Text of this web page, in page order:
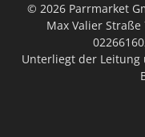
© 2026 Parrmarket
Max Valier Straße
Unterliegt der Leitung